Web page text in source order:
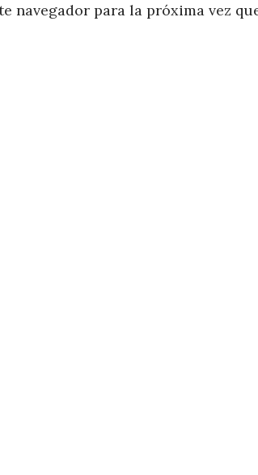
navegador para la próxima vez